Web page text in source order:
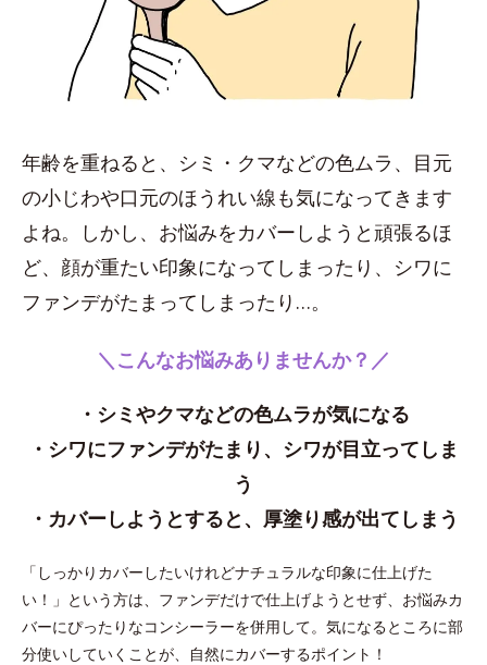
年齢を重ねると、シミ・クマなどの色ムラ、目元
の小じわや口元のほうれい線も気になってきます
よね。しかし、お悩みをカバーしようと頑張るほ
ど、顔が重たい印象になってしまったり、シワに
ファンデがたまってしまったり…。
＼こんなお悩みありませんか？／
・シミやクマなどの色ムラが気になる
・シワにファンデがたまり、シワが目立ってしま
う
・カバーしようとすると、厚塗り感が出てしまう
「しっかりカバーしたいけれどナチュラルな印象に仕上げた
い！」という方は、ファンデだけで仕上げようとせず、お悩みカ
バーにぴったりなコンシーラーを併用して。気になるところに部
分使いしていくことが、自然にカバーするポイント！